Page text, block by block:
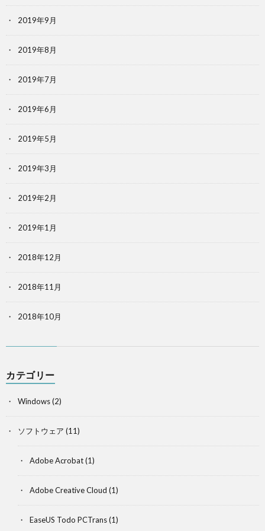
2019年9月
2019年8月
2019年7月
2019年6月
2019年5月
2019年3月
2019年2月
2019年1月
2018年12月
2018年11月
2018年10月
カテゴリー
Windows(2)
ソフトウェア (11)
Adobe Acrobat(1)
Adobe Creative Cloud (1)
EaseUS Todo PCTrans(1)